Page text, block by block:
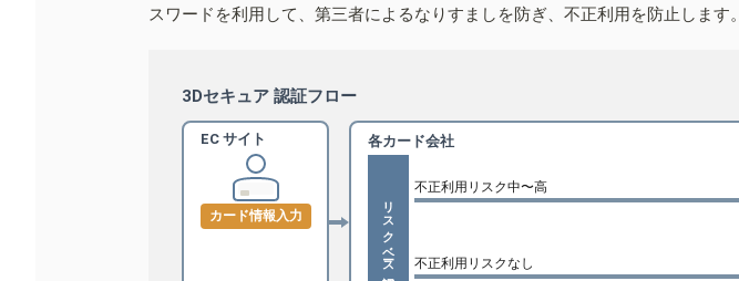
スワードを利用して、第三者によるなりすましを防ぎ、不正利用を防止します。
3Dセキュア 認証フロー
EC サイト
カード情報入力
各カード会社
リスクベース認証
不正利用リスク中〜高
不正利用リスクなし